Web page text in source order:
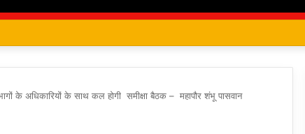
के अधिकारियों के साथ कल होगी समीक्षा बैठक – महापौर शंभू पासवान